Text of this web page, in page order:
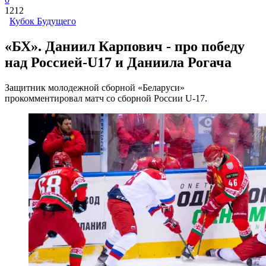
1212
Кубок Будущего
«БХ». Даниил Карпович - про победу
над Россией-U17 и Даниила Рогача
Защитник молодежной сборной «Беларуси»
прокомментировал матч со сборной России U-17.